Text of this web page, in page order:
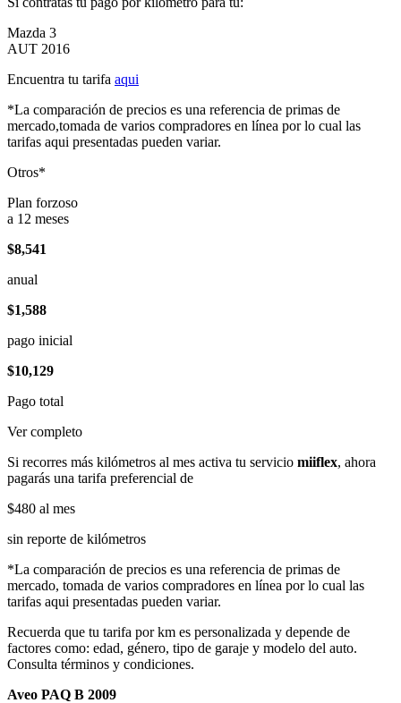
Mazda 3
AUT 2016
Encuentra tu tarifa aqui
*La comparación de precios es una referencia de primas de
mercado,tomada de varios compradores en línea por lo cual las
tarifas aqui presentadas pueden variar.
Otros*
Plan forzoso
a 12 meses
$8,541
anual
$1,588
pago inicial
$10,129
Pago total
Ver completo
Si recorres más kilómetros al mes activa tu servicio miiflex, ahora
pagarás una tarifa preferencial de
$480 al mes
sin reporte de kilómetros
*La comparación de precios es una referencia de primas de
mercado, tomada de varios compradores en línea por lo cual las
tarifas aqui presentadas pueden variar.
Recuerda que tu tarifa por km es personalizada y depende de
factores como: edad, género, tipo de garaje y modelo del auto.
Consulta términos y condiciones.
Aveo PAQ B 2009